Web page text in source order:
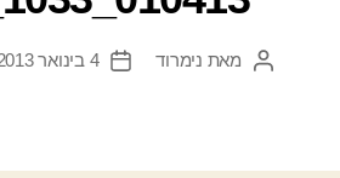
המחבר
מאת נימרוד
תאריך
4 בינואר 2013